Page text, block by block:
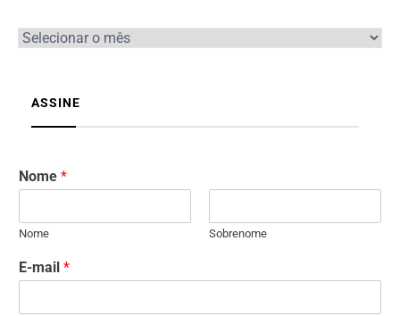
ASSINE
Nome *
Nome Sobrenome
E-mail *